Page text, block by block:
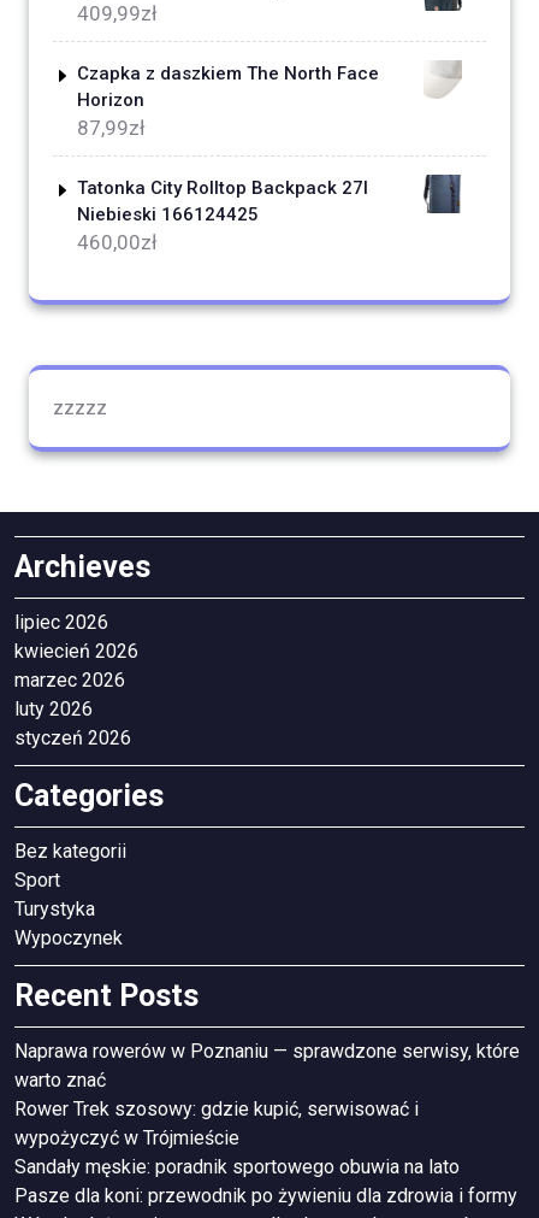
409,99zł
Czapka z daszkiem The North Face
Horizon
87,99zł
Tatonka City Rolltop Backpack 27l
Niebieski 166124425
460,00zł
zzzzz
Archieves
lipiec 2026
kwiecień 2026
marzec 2026
luty 2026
styczeń 2026
Categories
Bez kategorii
Sport
Turystyka
Wypoczynek
Recent Posts
Naprawa rowerów w Poznaniu — sprawdzone serwisy, które
warto znać
Rower Trek szosowy: gdzie kupić, serwisować i
wypożyczyć w Trójmieście
Sandały męskie: poradnik sportowego obuwia na lato
Pasze dla koni: przewodnik po żywieniu dla zdrowia i formy